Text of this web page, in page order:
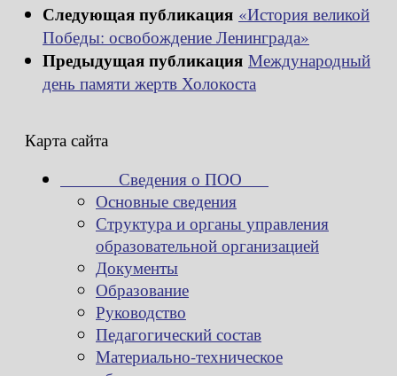
Следующая публикация «История великой
Победы: освобождение Ленинграда»
Предыдущая публикация Международный
день памяти жертв Холокоста
Карта сайта
Сведения о ПОО
Основные сведения
Структура и органы управления
образовательной организацией
Документы
Образование
Руководство
Педагогический состав
Материально-техническое